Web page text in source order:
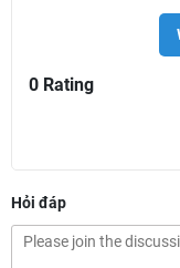
0 Rating
Hỏi đáp